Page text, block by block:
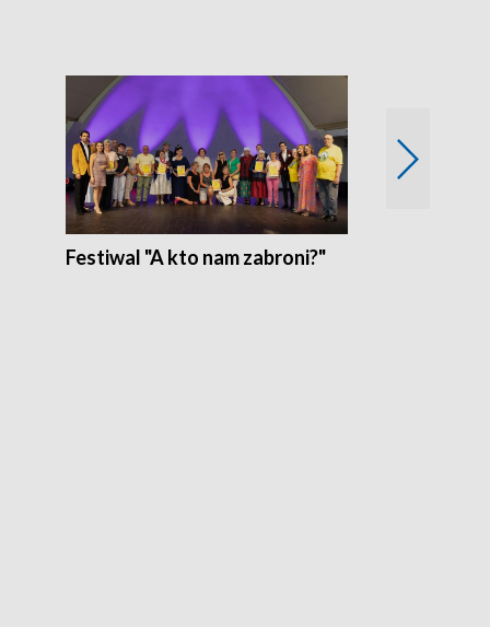
Festiwal "A kto nam zabroni?"